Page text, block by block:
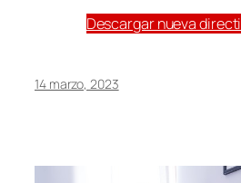
Descargar nueva
14 marzo, 2023